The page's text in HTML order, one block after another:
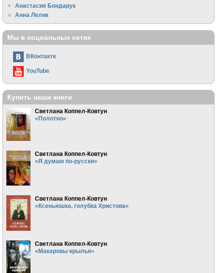
Анастасия Бондарук
Анна Лелик
Мы в социальных сетях
ВКонтакте
YouTube
Купить наши книги
Светлана Коппел-Ковтун
«Полотно»
Светлана Коппел-Ковтун
«Я думаю по-русски»
Светлана Коппел-Ковтун
«Ксеньюшка, голубка Христова»
Светлана Коппел-Ковтун
«Макаровы крылья»